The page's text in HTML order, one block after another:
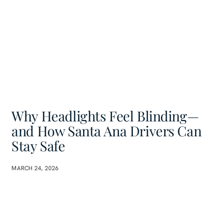
Why Headlights Feel Blinding—
and How Santa Ana Drivers Can
Stay Safe
MARCH 24, 2026